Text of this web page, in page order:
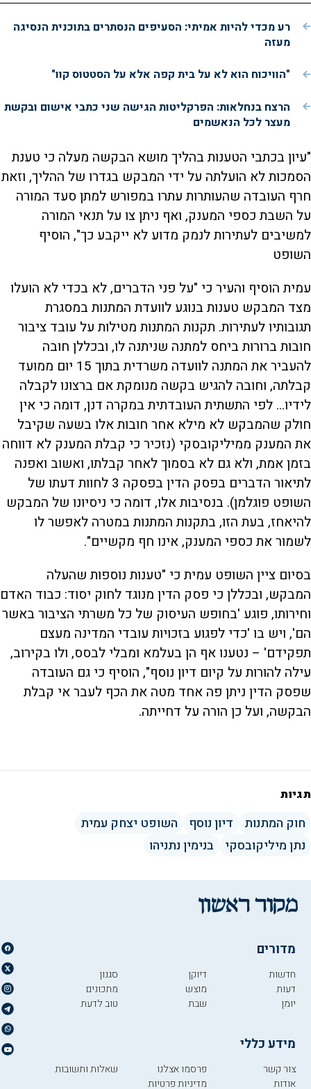
רע מכדי להיות אמיתי: הסעיפים הנסתרים בתוכנית הנסיגה
מעזה
"הוויכוח הוא לא על בית קפה אלא על הסטטוס קוו"
הרצח בנחלאות: הפרקליטות הגישה שני כתבי אישום ובקשת
מעצר לכל הנאשמים
"עיון בכתבי הטענות בהליך מושא הבקשה מעלה כי טענת
הסמכות לא הועלתה על ידי המבקש בגדרו של ההליך, וזאת
חרף העובדה שהעותרות עתרו במפורש למתן סעד המורה
על השבת כספי המענק, ואף ניתן צו על תנאי המורה
למשיבים לעתירות לנמק מדוע לא ייקבע כך", הוסיף
השופט
עמית הוסיף והעיר כי "על פני הדברים, לא בכדי לא הועלו
מצד המבקש טענות בנוגע לוועדת המתנות במסגרת
תגובותיו לעתירות. תקנות המתנות מטילות על עובד ציבור
חובות ברורות ביחס למתנה שניתנה לו, ובכללן חובה
להעביר את המתנה לוועדה משרדית בתוך 15 יום ממועד
קבלתה, וחובה להגיש בקשה מנומקת אם ברצונו לקבלה
לידיו... לפי התשתית העובדתית במקרה דנן, דומה כי אין
חולק שהמבקש לא מילא אחר חובות אלו בשעה שקיבל
את המענק ממיליקובסקי (נזכיר כי קבלת המענק לא דווחה
בזמן אמת, ולא גם לא בסמוך לאחר קבלתו, ואשוב ואפנה
לתיאור הדברים בפסק הדין בפסקה 3 לחוות דעתו של
השופט פוגלמן). בנסיבות אלו, דומה כי ניסיונו של המבקש
להיאחז, בעת הזו, בתקנות המתנות במטרה לאפשר לו
לשמור את כספי המענק, אינו חף מקשיים".
בסיום ציין השופט עמית כי "טענות נוספות שהעלה
המבקש, ובכללן כי פסק הדין מנוגד לחוק יסוד: כבוד האדם
וחירותו, פוגע 'בחופש העיסוק של כל משרתי הציבור באשר
הם', ויש בו 'כדי לפגוע בזכויות עובדי המדינה מעצם
תפקידם' – נטענו אף הן בעלמא ומבלי לבסס, ולו בקירוב,
עילה להורות על קיום דיון נוסף", הוסיף כי גם העובדה
שפסק הדין ניתן פה אחד מטה את הכף לעבר אי קבלת
הבקשה, ועל כן הורה על דחייתה.
תגיות
חוק המתנות דיון נוסף
השופט יצחק עמית
נתן מיליקובסקי
בנימין נתניהו
מדורים
חדשות
דעות
יומן
דיוקן
מוצש
שבת
סגנון
מתכונים
טוב לדעת
מידע כללי
צור קשר
אודות
פרסמו אצלנו
מדיניות פרטיות
שאלות ותשובות